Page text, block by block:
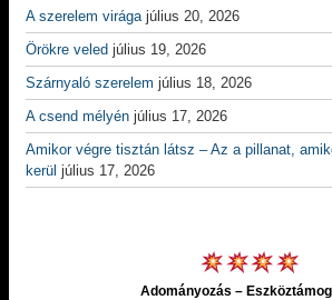
A szerelem virága július 20, 2026
Örökre veled július 19, 2026
Szárnyaló szerelem július 18, 2026
A csend mélyén július 17, 2026
Amikor végre tisztán látsz – Az a pillanat,
kerül július 17, 2026
Adományozás –